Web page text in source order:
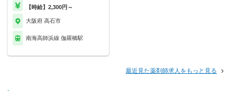
【時給】2,300円～
大阪府 高石市
南海高師浜線 伽羅橋駅
最近見た薬剤師求人をもっと見る